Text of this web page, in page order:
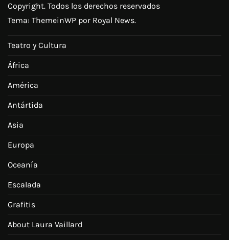
Copyright. Todos los derechos reservados
Tema: ThemeinWP por Royal News.
Teatro y Cultura
África
América
Antártida
Asia
Europa
Oceanía
Escalada
Grafitis
About Laura Vaillard